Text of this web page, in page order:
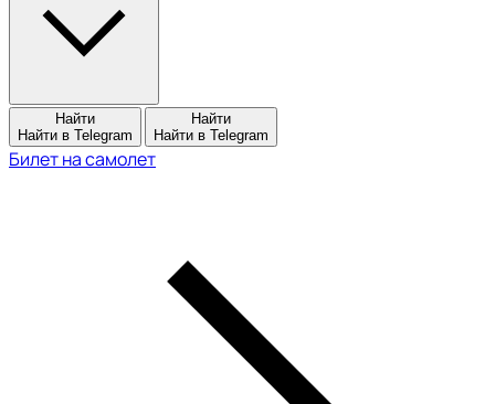
Найти
Найти в Telegram
Найти
Найти в Telegram
Билет на самолет